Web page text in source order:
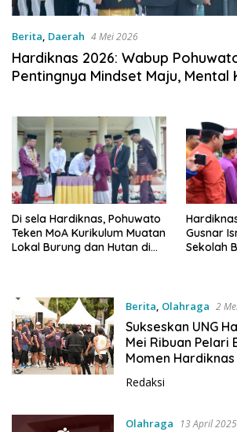
Berita, Daerah 4 Mei 2026
Hardiknas 2026: Wabup
Pentingnya Mindset Maju, Mental
Di sela Hardiknas, Pohuwato
Teken MoA Kurikulum Muatan
Lokal Burung dan Hutan di
Gusnar
Sekolah
Berita Olahraga 2
Sukseskan UNG
Mei Ribuan Pelari
Momen Hardiknas
Redaksi
Olahraga 13 April 2025